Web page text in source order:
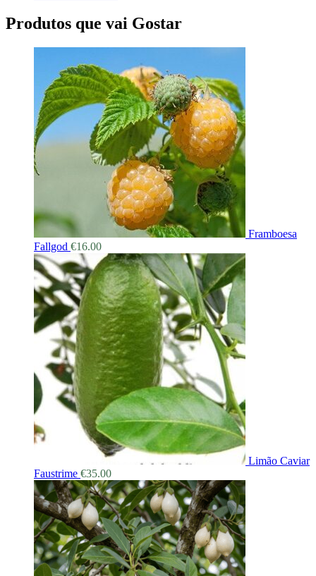
Produtos que vai Gostar
Framboesa
Fallgod €16.00
Limão Caviar
Faustrime €35.00